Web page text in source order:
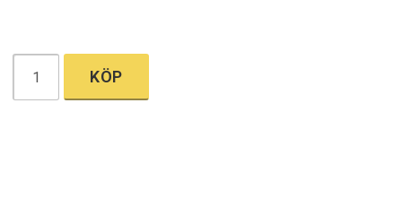
KÖP